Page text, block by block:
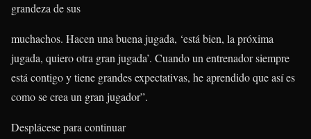
grandeza de sus
muchachos. Hacen una buena jugada, ‘está bien, la próxima
jugada, quiero otra gran jugada’. Cuando un entrenador siempre
está contigo y tiene grandes expectativas, he aprendido que así es
como se crea un gran jugador”.
Desplácese para continuar